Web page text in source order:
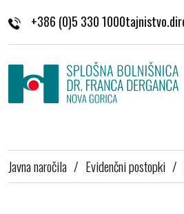
+386 (0)5 330 1000
Javna naročila / Evidenčni postopki /